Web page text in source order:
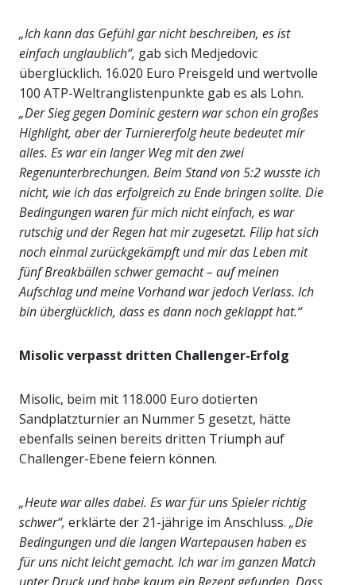
„Ich kann das Gefühl gar nicht beschreiben, es ist
einfach unglaublich“, gab sich Medjedovic
überglücklich. 16.020 Euro Preisgeld und wertvolle
100 ATP-Weltranglistenpunkte gab es als Lohn.
„Der Sieg gegen Dominic gestern war schon ein großes
Highlight, aber der Turniererfolg heute bedeutet mir
alles. Es war ein langer Weg mit den zwei
Regenunterbrechungen. Beim Stand von 5:2 wusste ich
nicht, wie ich das erfolgreich zu Ende bringen sollte. Die
Bedingungen waren für mich nicht einfach, es war
rutschig und der Regen hat mir zugesetzt. Filip hat sich
noch einmal zurückgekämpft und mir das Leben mit
fünf Breakbällen schwer gemacht – auf meinen
Aufschlag und meine Vorhand war jedoch Verlass. Ich
bin überglücklich, dass es dann noch geklappt hat.“
Misolic verpasst dritten Challenger-Erfolg
Misolic, beim mit 118.000 Euro dotierten
Sandplatzturnier an Nummer 5 gesetzt, hätte
ebenfalls seinen bereits dritten Triumph auf
Challenger-Ebene feiern können.
„Heute war alles dabei. Es war für uns Spieler richtig
schwer“, erklärte der 21-jährige im Anschluss. „Die
Bedingungen und die langen Wartepausen haben es
für uns nicht leicht gemacht. Ich war im ganzen Match